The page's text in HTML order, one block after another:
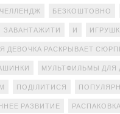
ЧЕЛЛЕНДЖ БЕЗКОШТОВНО
ЗАВАНТАЖИТИ И
ДЕВОЧКА РАСКРЫВАЕТ
МУЛЬТФИЛЬМЫ ДЛЯ
ПОДІЛИТИСЯ
РАЗВИТИЕ